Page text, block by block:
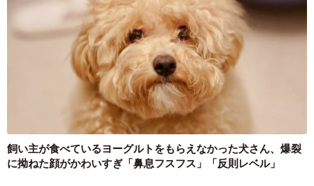
飼い主が食べているヨーグルトをもらえなかった犬さん、爆裂
に拗ねた顔がかわいすぎ「鼻息フスフス」「反則レベル」